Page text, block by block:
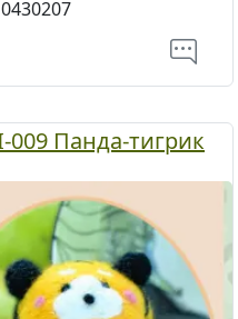
0430207
009 Панда-тигрик